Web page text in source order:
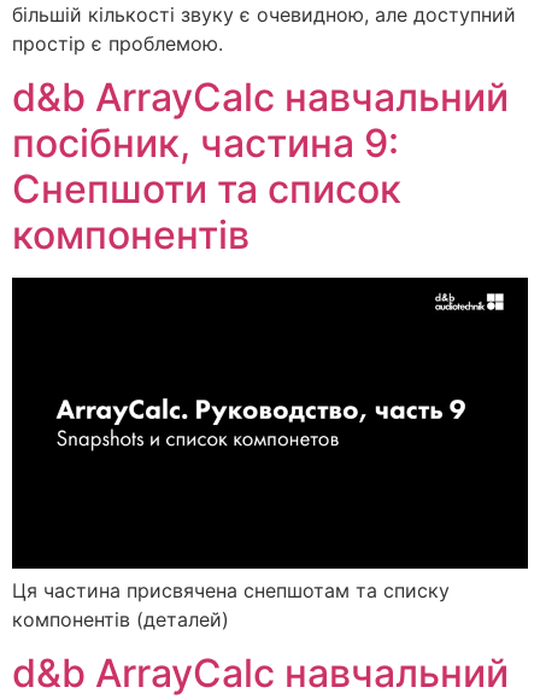
більшій кількості звуку є очевидною, але доступний
простір є проблемою.
d&b ArrayCalc навчальний
посібник, частина 9:
Снепшоти та список
компонентів
Ця частина присвячена снепшотам та списку
компонентів (деталей)
d&b ArrayCalc навчальний